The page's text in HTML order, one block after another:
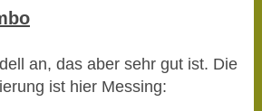
an, das aber sehr gut ist. Die
ist hier Messing: